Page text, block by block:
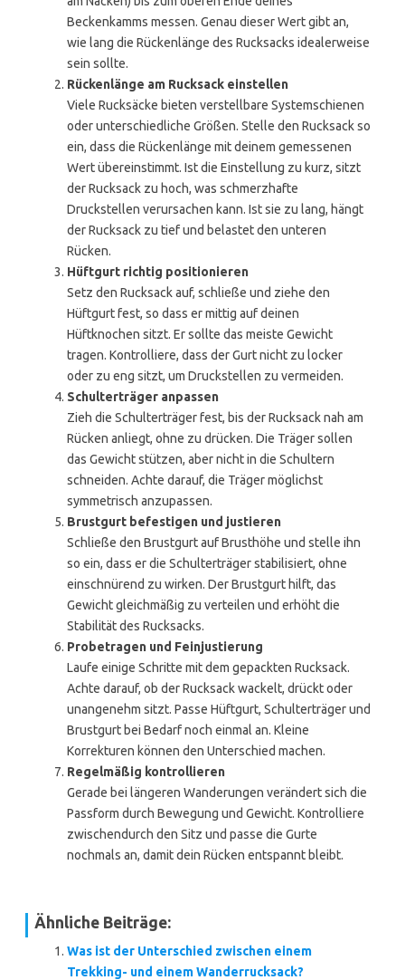
Beckenkamms messen. Genau dieser Wert gibt an,
wie lang die Rückenlänge des Rucksacks idealerweise
sein sollte.
Rückenlänge am Rucksack einstellen
Viele Rucksäcke bieten verstellbare Systemschienen
oder unterschiedliche Größen. Stelle den Rucksack so
ein, dass die Rückenlänge mit deinem gemessenen
Wert übereinstimmt. Ist die Einstellung zu kurz, sitzt
der Rucksack zu hoch, was schmerzhafte
Druckstellen verursachen kann. Ist sie zu lang, hängt
der Rucksack zu tief und belastet den unteren
Rücken.
Hüftgurt richtig positionieren
Setz den Rucksack auf, schließe und ziehe den
Hüftgurt fest, so dass er mittig auf deinen
Hüftknochen sitzt. Er sollte das meiste Gewicht
tragen. Kontrolliere, dass der Gurt nicht zu locker
oder zu eng sitzt, um Druckstellen zu vermeiden.
Schulterträger anpassen
Zieh die Schulterträger fest, bis der Rucksack nah am
Rücken anliegt, ohne zu drücken. Die Träger sollen
das Gewicht stützen, aber nicht in die Schultern
schneiden. Achte darauf, die Träger möglichst
symmetrisch anzupassen.
Brustgurt befestigen und justieren
Schließe den Brustgurt auf Brusthöhe und stelle ihn
so ein, dass er die Schulterträger stabilisiert, ohne
einschnürend zu wirken. Der Brustgurt hilft, das
Gewicht gleichmäßig zu verteilen und erhöht die
Stabilität des Rucksacks.
Probetragen und Feinjustierung
Laufe einige Schritte mit dem gepackten Rucksack.
Achte darauf, ob der Rucksack wackelt, drückt oder
unangenehm sitzt. Passe Hüftgurt, Schulterträger und
Brustgurt bei Bedarf noch einmal an. Kleine
Korrekturen können den Unterschied machen.
Regelmäßig kontrollieren
Gerade bei längeren Wanderungen verändert sich die
Passform durch Bewegung und Gewicht. Kontrolliere
zwischendurch den Sitz und passe die Gurte
nochmals an, damit dein Rücken entspannt bleibt.
Ähnliche Beiträge:
Was ist der Unterschied zwischen einem
Trekking- und einem Wanderrucksack?